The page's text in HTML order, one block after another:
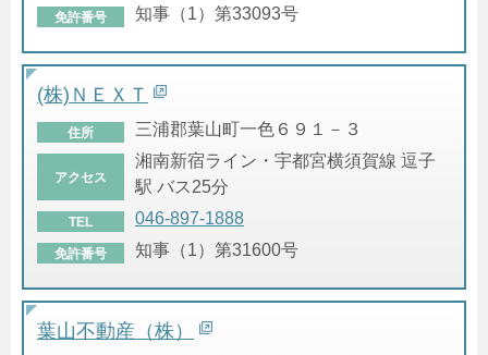
免許番号 知事（1）第33093号
(株)ＮＥＸＴ
住所 三浦郡葉山町一色６９１－３
アクセス
湘南新宿ライン・宇都宮横須賀線 逗子
駅 バス25分
TEL 046-897-1888
免許番号 知事（1）第31600号
葉山不動産（株）